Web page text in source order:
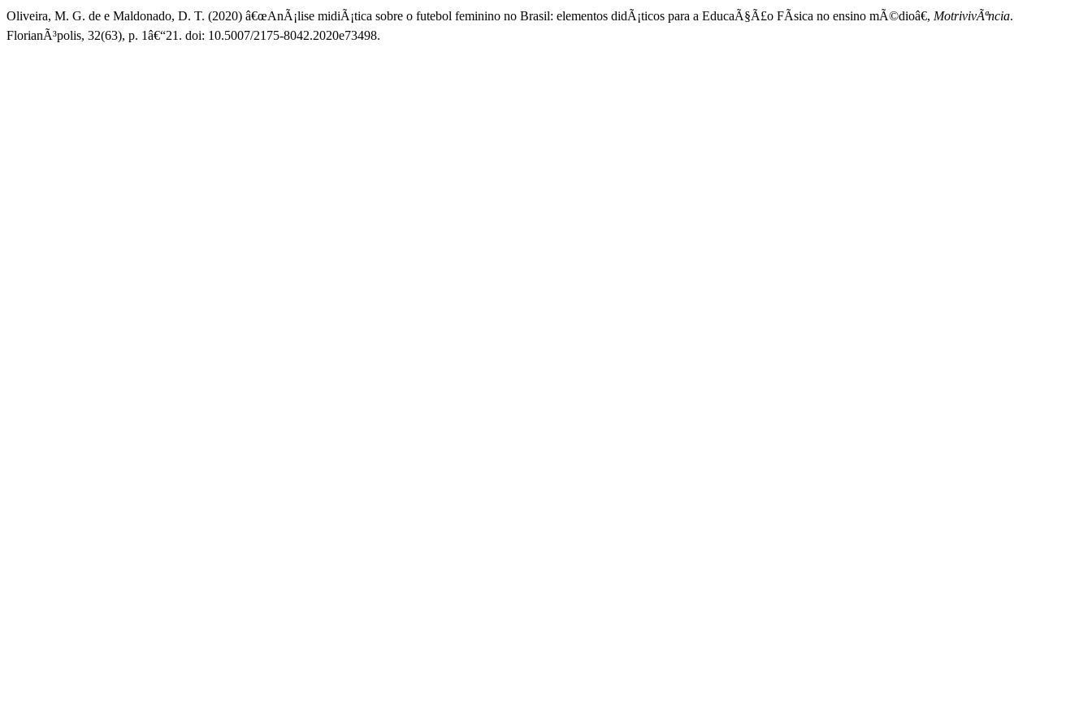
Oliveira, M. G. de e Maldonado, D. T. (2020) â€œAnÃ¡lise midiÃ¡tica sobre o futebol feminino no Brasil: elementos didÃ¡ticos para a EducaÃ§Ã£o FÃ­sica no ensino mÃ©dioâ€, MotrivivÃªncia.
FlorianÃ³polis, 32(63), p. 1â€“21. doi: 10.5007/2175-8042.2020e73498.